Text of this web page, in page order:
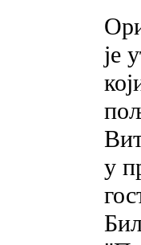
је
у